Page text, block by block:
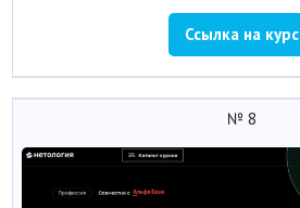
Ссылка на курс
№ 8